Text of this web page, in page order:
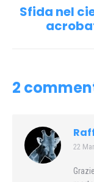
Sfida nel
2
says:
22